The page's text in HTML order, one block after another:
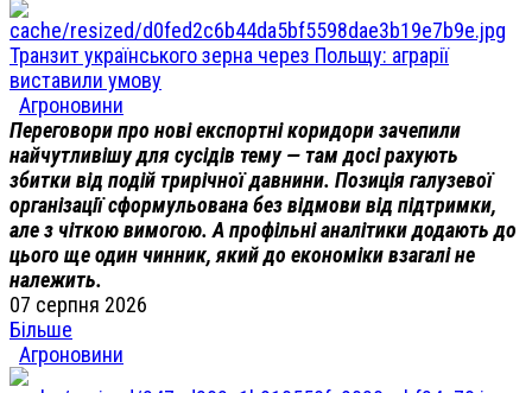
Транзит українського зерна через Польщу: аграрії
виставили умову
Агроновини
Переговори про нові експортні коридори зачепили
найчутливішу для сусідів тему — там досі рахують
збитки від подій трирічної давнини. Позиція галузевої
організації сформульована без відмови від підтримки,
але з чіткою вимогою. А профільні аналітики додають до
цього ще один чинник, який до економіки взагалі не
належить.
07 серпня 2026
Більше
Агроновини